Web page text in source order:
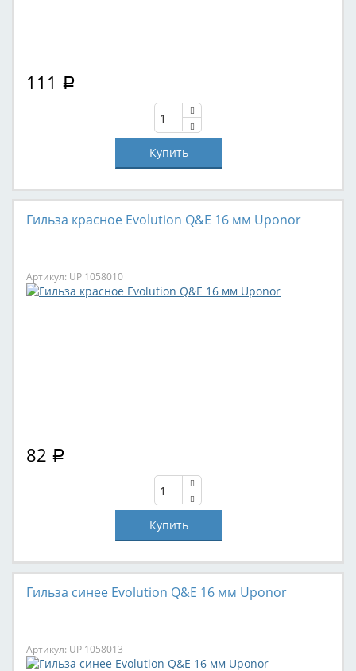
111 Р
Гильза красное Evolution Q&E 16 мм Uponor
Артикул: UP 1058010
82 Р
Гильза синее Evolution Q&E 16 мм Uponor
Артикул: UP 1058013